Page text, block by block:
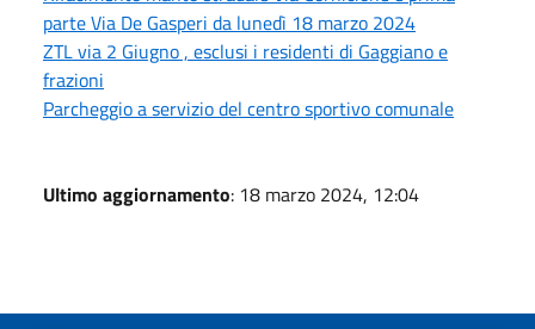
parte Via De Gasperi da lunedì 18 marzo 2024
ZTL via 2 Giugno , esclusi i residenti di Gaggiano e
frazioni
Parcheggio a servizio del centro sportivo comunale
Ultimo aggiornamento: 18 marzo 2024, 12:04